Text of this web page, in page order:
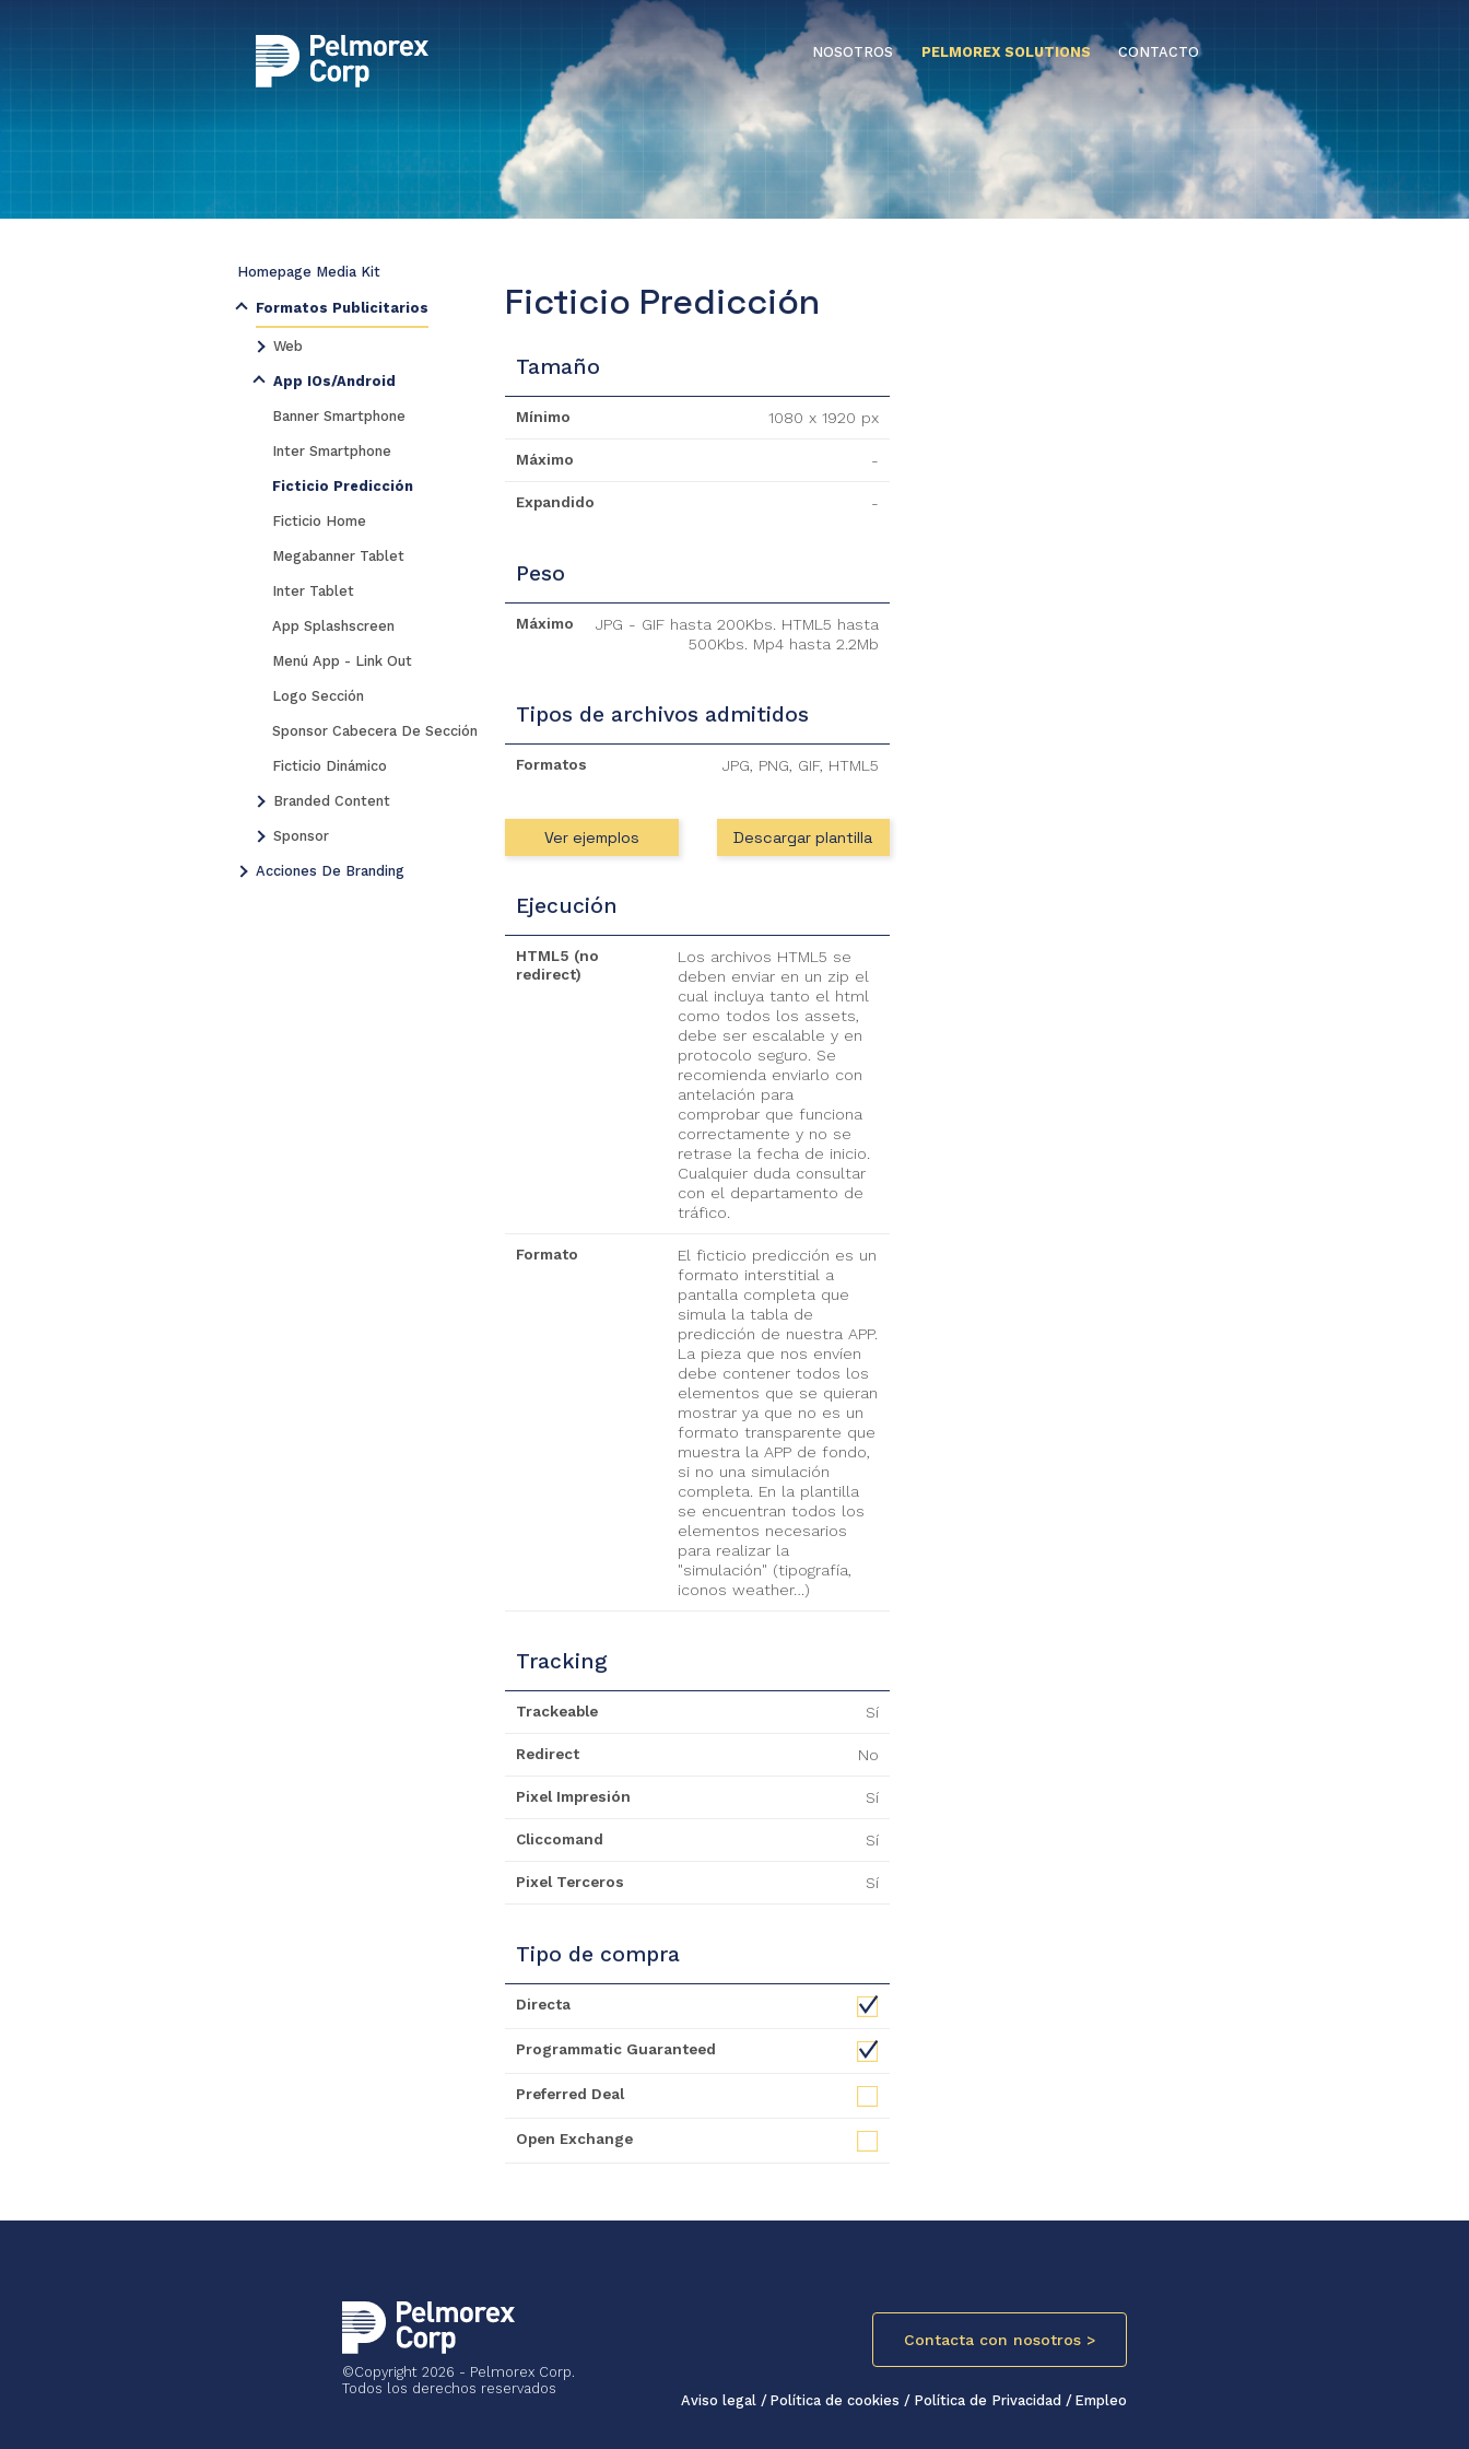
NOSOTROS PELMOREX SOLUTIONS CONTACTO
Homepage Media Kit
Formatos Publicitarios
Web
App IOs/Android
Banner Smartphone
Inter Smartphone
Ficticio Predicción
Ficticio Home
Megabanner Tablet
Inter Tablet
App Splashscreen
Menú App - Link Out
Logo Sección
Sponsor Cabecera De Sección
Ficticio Dinámico
Branded Content
Sponsor
Acciones De Branding
Ficticio Predicción
Tamaño
Mínimo 1080 x 1920 px
Máximo -
Expandido -
Peso
Máximo
JPG - GIF hasta 200Kbs. HTML5 hasta
500Kbs. Mp4 hasta 2.2Mb
Tipos de archivos admitidos
Formatos JPG, PNG, GIF, HTML5
Ver ejemplos Descargar plantilla
Ejecución
HTML5 (no
redirect)
Los archivos HTML5 se
deben enviar en un zip el
cual incluya tanto el html
como todos los assets,
debe ser escalable y en
protocolo seguro. Se
recomienda enviarlo con
antelación para
comprobar que funciona
correctamente y no se
retrase la fecha de inicio.
Cualquier duda consultar
con el departamento de
tráfico.
Formato
El ficticio predicción es un
formato interstitial a
pantalla completa que
simula la tabla de
predicción de nuestra APP.
La pieza que nos envíen
debe contener todos los
elementos que se quieran
mostrar ya que no es un
formato transparente que
muestra la APP de fondo,
si no una simulación
completa. En la plantilla
se encuentran todos los
elementos necesarios
para realizar la
"simulación" (tipografía,
iconos weather…)
Tracking
Trackeable Sí
Redirect No
Pixel Impresión Sí
Cliccomand Sí
Pixel Terceros Sí
Tipo de compra
Directa
Programmatic Guaranteed
Preferred Deal
Open Exchange
©Copyright 2026 - Pelmorex Corp.
Todos los derechos reservados
Contacta con nosotros >
Aviso legal Política de cookies Política de Privacidad Empleo